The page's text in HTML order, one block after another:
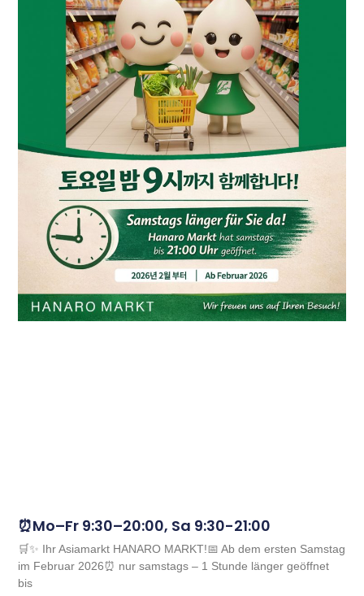
⏰Mo–Fr 9:30–20:00, Sa 9:30-21:00
🛒✨ Ihr Asiamarkt HANARO MARKT!📅 Ab dem ersten Samstag
im Februar 2026⏰ nur samstags – 1 Stunde länger geöffnet
bis